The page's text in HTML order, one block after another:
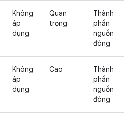
Không
áp
dụng
Quan
trọng
Thành
phần
nguồn
đóng
Không
áp
dụng
Cao
Thành
phần
nguồn
đóng